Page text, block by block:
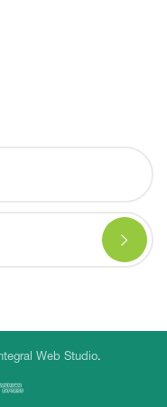
Web Studio.